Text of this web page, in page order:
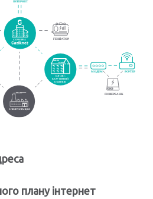
плану інтернет